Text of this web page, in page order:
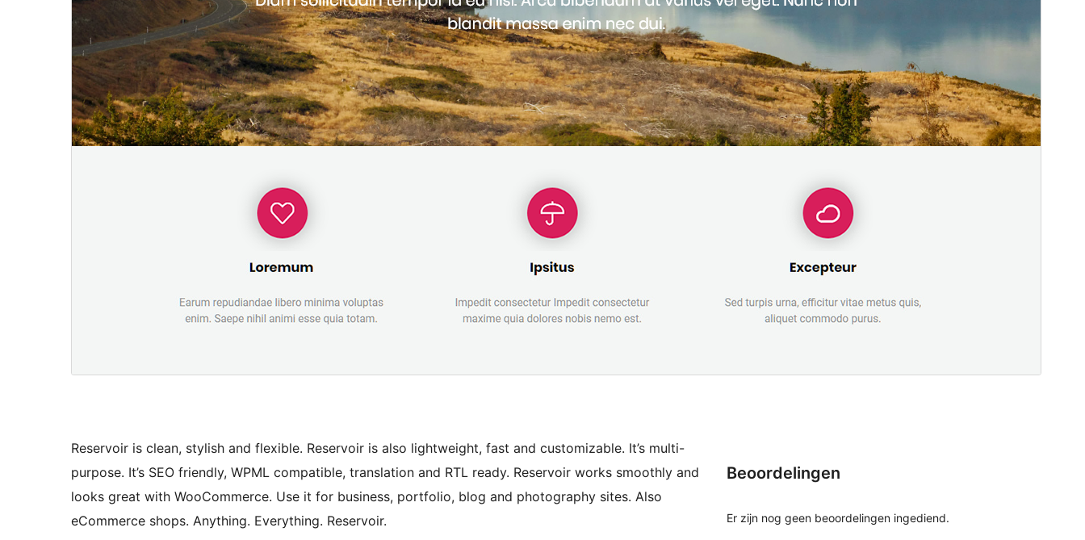
Reservoir is clean, stylish and flexible. Reservoir is also lightweight, fast and customizable. It’s multi-
purpose. It’s SEO friendly, WPML compatible, translation and RTL ready. Reservoir works smoothly and
looks great with WooCommerce. Use it for business, portfolio, blog and photography sites. Also
eCommerce shops. Anything. Everything. Reservoir.
Beoordelingen
Er zijn nog geen beoordelingen ingediend.